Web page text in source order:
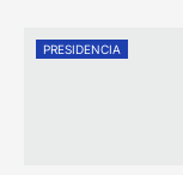
PRESIDENCIA